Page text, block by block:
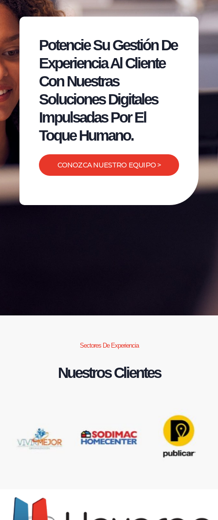
Potencie Su Gestión De
Experiencia Al Cliente
Con Nuestras
Soluciones Digitales
Impulsadas Por El
Toque Humano.
CONOZCA NUESTRO EQUIPO >
Sectores De Experiencia
Nuestros Clientes